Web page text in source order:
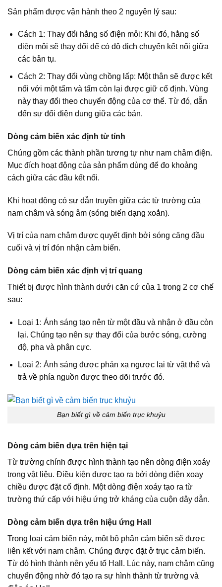
Sản phẩm được vận hành theo 2 nguyên lý sau:
Cách 1: Thay đổi hằng số điện môi: Khi đó, hằng số
điện môi sẽ thay đổi để có độ dịch chuyển kết nối giữa
các bản tụ.
Cách 2: Thay đổi vùng chồng lấp: Một thân sẽ được kết
nối với một tấm và tấm còn lại được giữ cố định. Vùng
này thay đổi theo chuyển động của cơ thể. Từ đó, dẫn
đến sự đổi điện dung giữa các bản.
Dòng cảm biến xác định từ tính
Chúng gồm các thành phần tương tự như nam châm điện.
Mục đích hoạt động của sản phẩm dùng để đo khoảng
cách giữa các đầu kết nối.
Khi hoạt động có sự dẫn truyền giữa các từ trường của
nam châm và sóng âm (sóng biến dạng xoắn).
Vị trí của nam châm được quyết định bởi sóng căng đầu
cuối và vị trí đón nhận cảm biến.
Dòng cảm biến xác định vị trí quang
Thiết bị được hình thành dưới căn cứ của 1 trong 2 cơ chế
sau:
Loại 1: Ánh sáng tạo nên từ một đầu và nhận ở đầu còn
lại. Chúng tạo nên sự thay đổi của bước sóng, cường
độ, pha và phân cực.
Loại 2: Ánh sáng được phản xạ ngược lại từ vật thể và
trả về phía nguồn được theo dõi trước đó.
Bạn biết gì về cảm biến trục khuỷu
Dòng cảm biến dựa trên hiện tại
Từ trường chính được hình thành tạo nên dòng điện xoáy
trong vật liệu. Điều kiện được tạo ra bởi dòng điện xoay
chiều được đặt cố định. Một dòng điện xoáy tạo ra từ
trường thứ cấp với hiệu ứng trở kháng của cuộn dây dẫn.
Dòng cảm biến dựa trên hiệu ứng Hall
Trong loại cảm biến này, một bộ phận cảm biến sẽ được
liên kết với nam châm. Chúng được đặt ở trục cảm biến.
Từ đó hình thành nên yếu tố Hall. Lúc này, nam châm cũng
chuyển động nhờ đó tạo ra sự hình thành từ trường và